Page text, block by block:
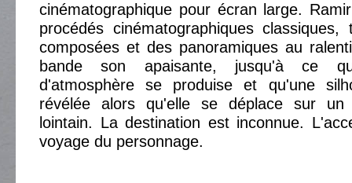
cinématographique pour écran large.
procédés cinématographiques
composées et des panoramiques au
bande son apaisante, jusqu'à ce
d'atmosphère se produise et qu'une
révélée alors qu'elle se déplace sur
lointain. La destination est inconnue.
voyage du personnage.